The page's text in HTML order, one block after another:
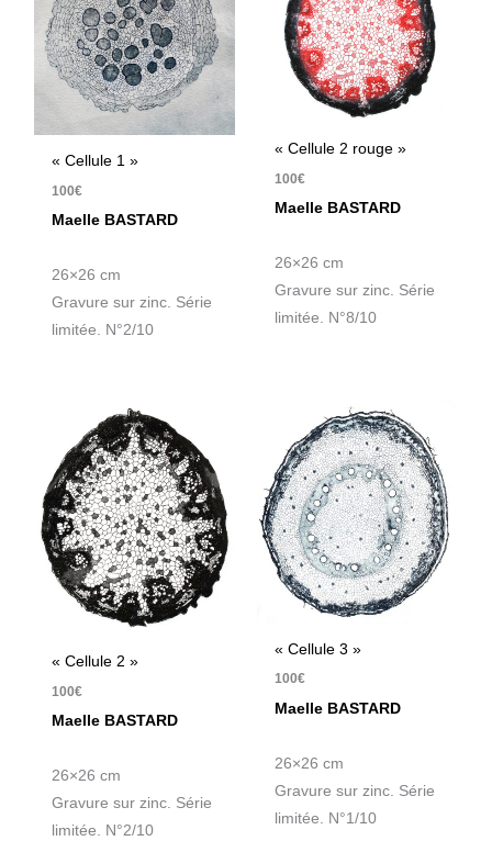
« Cellule 1 »
100€
Maelle BASTARD
26×26 cm
Gravure sur zinc. Série
limitée. N°2/10
« Cellule 2 rouge »
100€
Maelle BASTARD
26×26 cm
Gravure sur zinc. Série
limitée. N°8/10
« Cellule 2 »
100€
Maelle BASTARD
26×26 cm
Gravure sur zinc. Série
limitée. N°2/10
« Cellule 3 »
100€
Maelle BASTARD
26×26 cm
Gravure sur zinc. Série
limitée. N°1/10